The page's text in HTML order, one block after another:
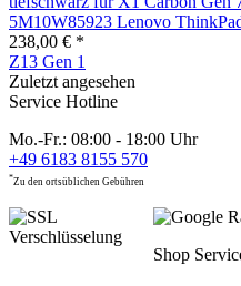
5M10W85923 Lenovo
238,00 € *
Z13 Gen 1
Zuletzt angesehen
Service Hotline
Mo.-Fr.: 08:00 - 18:00 Uhr
+49 6183 8155 570
*Zu den ortsüblichen Gebühren
Shop